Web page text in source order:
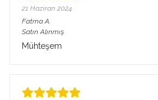
21 Haziran 2024
Fatma A.
Satın Alınmış
Mühteşem